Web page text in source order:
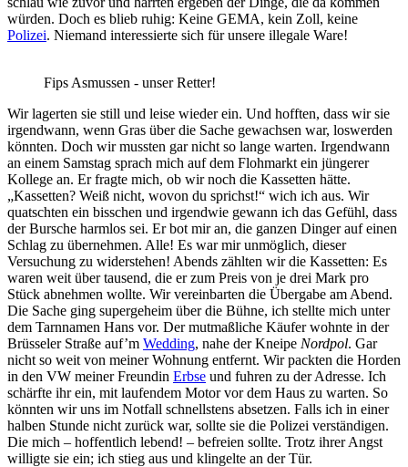
würden. Doch es blieb ruhig: Keine GEMA, kein Zoll, keine
Polizei. Niemand interessierte sich für unsere illegale Ware!
Fips Asmussen - unser Retter!
Wir lagerten sie still und leise wieder ein. Und hofften, dass wir sie
irgendwann, wenn Gras über die Sache gewachsen war, loswerden
könnten. Doch wir mussten gar nicht so lange warten. Irgendwann
an einem Samstag sprach mich auf dem Flohmarkt ein jüngerer
Kollege an. Er fragte mich, ob wir noch die Kassetten hätte.
„Kassetten? Weiß nicht, wovon du sprichst!“ wich ich aus. Wir
quatschten ein bisschen und irgendwie gewann ich das Gefühl, dass
der Bursche harmlos sei. Er bot mir an, die ganzen Dinger auf einen
Schlag zu übernehmen. Alle! Es war mir unmöglich, dieser
Versuchung zu widerstehen! Abends zählten wir die Kassetten: Es
waren weit über tausend, die er zum Preis von je drei Mark pro
Stück abnehmen wollte. Wir vereinbarten die Übergabe am Abend.
Die Sache ging supergeheim über die Bühne, ich stellte mich unter
dem Tarnnamen Hans vor. Der mutmaßliche Käufer wohnte in der
Brüsseler Straße auf’m Wedding, nahe der Kneipe Nordpol. Gar
nicht so weit von meiner Wohnung entfernt. Wir packten die Horden
in den VW meiner Freundin Erbse und fuhren zu der Adresse. Ich
schärfte ihr ein, mit laufendem Motor vor dem Haus zu warten. So
könnten wir uns im Notfall schnellstens absetzen. Falls ich in einer
halben Stunde nicht zurück war, sollte sie die Polizei verständigen.
Die mich – hoffentlich lebend! – befreien sollte. Trotz ihrer Angst
willigte sie ein; ich stieg aus und klingelte an der Tür.